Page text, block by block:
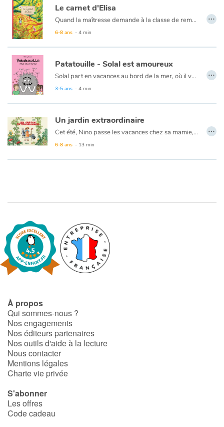
Le carnet d'Elisa
Quand la maîtresse demande à la classe de remplir un carnet pendant les vacances, Élisa n’est pas ravie. Pendant que ses amis ont de grands projets, elle doit aller chez son arrière-grand-tante Gertrude, qui parle à peine et vit à la campagne. Rien de palpitant à raconter... du moins, c’est ce qu’Élisa croit !
6-8 ans - 4 min
…
Patatouille - Solal est amoureux
Solal part en vacances au bord de la mer, où il va retrouver Nassou qu’il aime vraiment beaucoup. Mais Patatouille s’est invité ! Le monstre poilu, qui a toujours de drôles d’idées sur la façon de se comporter lorsqu’on est un garçon, pense aussi tout savoir sur les relations amoureuses. Heureusement, ses conseils tombent à l’eau. Quelle Patatouille !
3-5 ans - 4 min
…
Un jardin extraordinaire
Cet été, Nino passe les vacances chez sa mamie, c’est la première fois qu’il y reste sans ses parents. Sa grand-mère va lui faire découvrir son « jardin extraordinaire » et la vie qui s’y déroule.
6-8 ans - 13 min
…
À propos
Qui sommes-nous ?
Nos engagements
Nos éditeurs partenaires
Nos outils d'aide à la lecture
Nous contacter
Mentions légales
Charte vie privée
S'abonner
Les offres
Code cadeau